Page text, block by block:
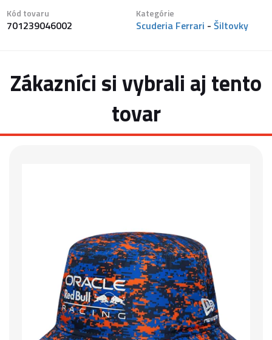
Kód tovaru
701239046002
Kategórie
Scuderia Ferrari - Šiltovky
Zákazníci si vybrali aj tento
tovar